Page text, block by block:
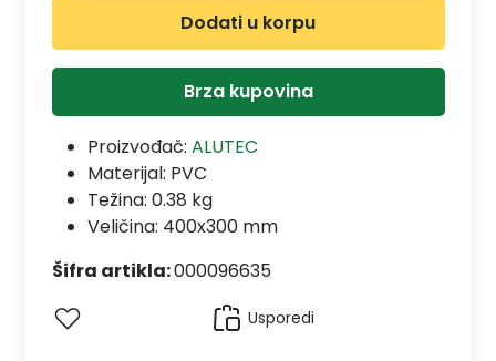
Dodati u korpu
Brza kupovina
Proizvođač: ALUTEC
Materijal: PVC
Težina: 0.38 kg
Veličina: 400x300 mm
Šifra artikla:000096635
Usporedi